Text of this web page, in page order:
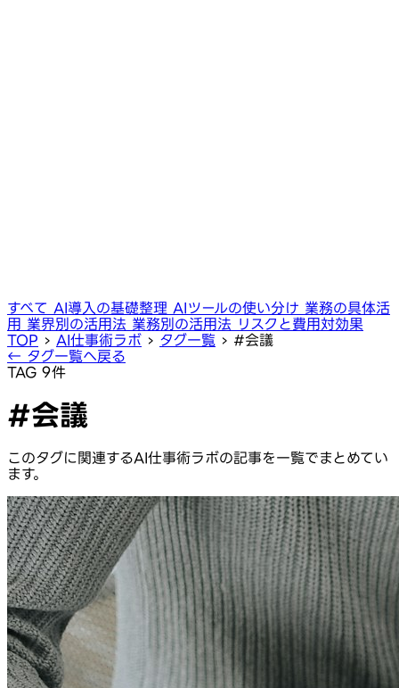
すべて AI導入の基礎整理 AIツールの使い分け 業務の具体活
用 業界別の活用法 業務別の活用法 リスクと費用対効果
TOP › AI仕事術ラボ › タグ一覧 › #会議
← タグ一覧へ戻る
TAG 9件
#会議
このタグに関連するAI仕事術ラボの記事を一覧でまとめてい
ます。